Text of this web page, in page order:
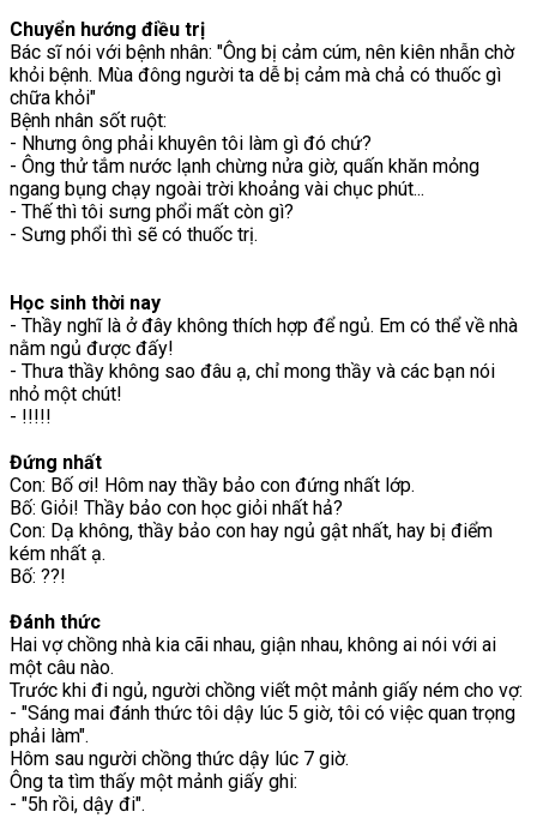
Chuyển hướng điều trị
Bác sĩ nói với bệnh nhân: "Ông bị cảm cúm, nên kiên nhẫn chờ
khỏi bệnh. Mùa đông người ta dễ bị cảm mà chả có thuốc gì
chữa khỏi"
Bệnh nhân sốt ruột:
- Nhưng ông phải khuyên tôi làm gì đó chứ?
- Ông thử tắm nước lạnh chừng nửa giờ, quấn khăn mỏng
ngang bụng chạy ngoài trời khoảng vài chục phút...
- Thế thì tôi sưng phổi mất còn gì?
- Sưng phổi thì sẽ có thuốc trị.
Học sinh thời nay
- Thầy nghĩ là ở đây không thích hợp để ngủ. Em có thể về nhà
nằm ngủ được đấy!
- Thưa thầy không sao đâu ạ, chỉ mong thầy và các bạn nói
nhỏ một chút!
- !!!!!
Đứng nhất
Con: Bố ơi! Hôm nay thầy bảo con đứng nhất lớp.
Bố: Giỏi! Thầy bảo con học giỏi nhất hả?
Con: Dạ không, thầy bảo con hay ngủ gật nhất, hay bị điểm
kém nhất ạ.
Bố: ??!
Đánh thức
Hai vợ chồng nhà kia cãi nhau, giận nhau, không ai nói với ai
một câu nào.
Trước khi đi ngủ, người chồng viết một mảnh giấy ném cho vợ:
- "Sáng mai đánh thức tôi dậy lúc 5 giờ, tôi có việc quan trọng
phải làm".
Hôm sau người chồng thức dậy lúc 7 giờ.
Ông ta tìm thấy một mảnh giấy ghi:
- "5h rồi, dậy đi".